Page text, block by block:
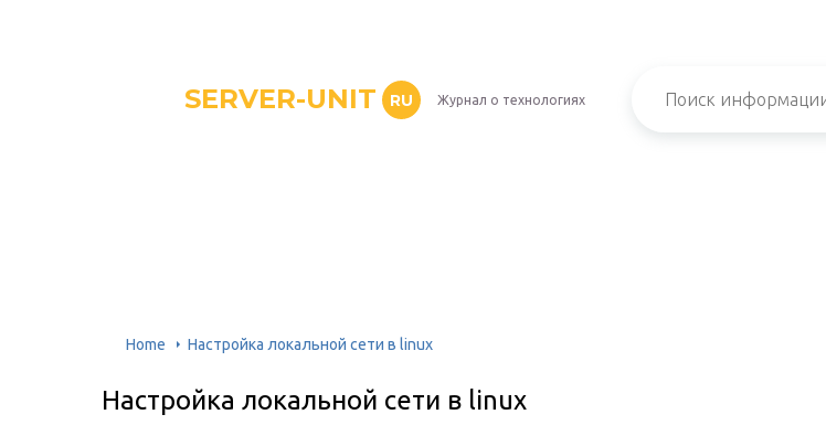
SERVER-UNIT RU Журнал о технологиях
Home Настройка локальной сети в linux
Настройка локальной сети в linux